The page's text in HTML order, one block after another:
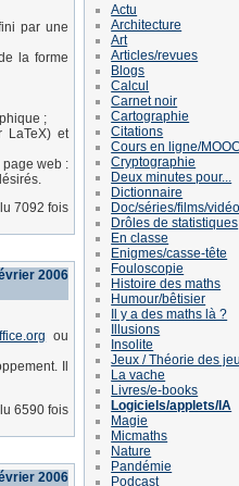
par une
la forme
;
LaTeX) et
page web :
lu 7092 fois
2006
ou
Il
lu 6590 fois
2006
Actu
Architecture
Art
Articles/revues
Blogs
Calcul
Carnet noir
Cartographie
Citations
Cours en ligne/MOOC
Cryptographie
Deux minutes pour...
Dictionnaire
Doc/séries/films/
Drôles de statistiques
En classe
Enigmes/casse-tête
Fouloscopie
Histoire des maths
Humour/bêtisier
Il y a des maths là ?
Illusions
Insolite
Jeux / Théorie des
La vache
Livres/e-books
Logiciels/applets/IA
Magie
Micmaths
Nature
Pandémie
Podcast